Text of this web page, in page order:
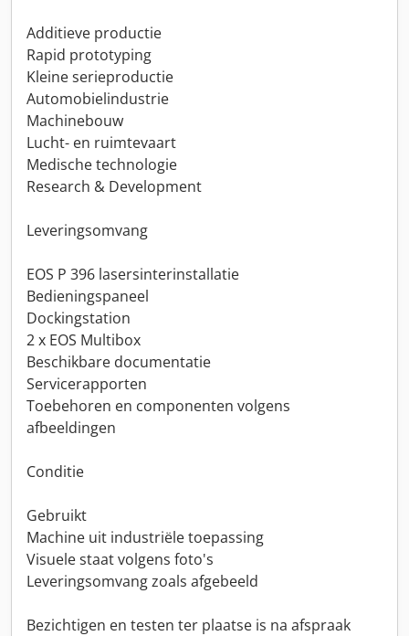
Additieve productie
Rapid prototyping
Kleine serieproductie
Automobielindustrie
Machinebouw
Lucht- en ruimtevaart
Medische technologie
Research & Development
Leveringsomvang
EOS P 396 lasersinterinstallatie
Bedieningspaneel
Dockingstation
2 x EOS Multibox
Beschikbare documentatie
Servicerapporten
Toebehoren en componenten volgens
afbeeldingen
Conditie
Gebruikt
Machine uit industriële toepassing
Visuele staat volgens foto's
Leveringsomvang zoals afgebeeld
Bezichtigen en testen ter plaatse is na afspraak